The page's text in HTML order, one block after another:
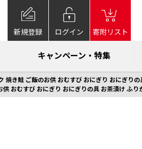
新規登録 ログイン 寄附リスト
キャンペーン・特集
き鮭 ご飯のお供 おむすび おにぎり おに
おむすび おにぎり おにぎりの具 お茶漬け